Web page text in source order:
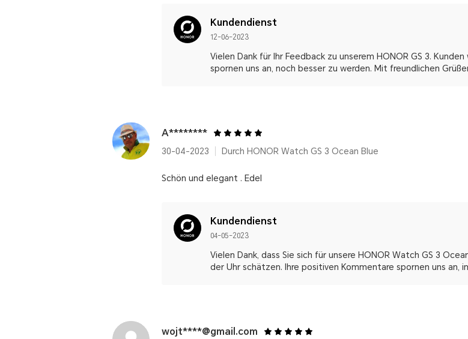
Kundendienst
12-06-2023
Vielen Dank für Ihr Feedback zu unserem HONOR GS 3.
spornen uns an, noch besser zu werden. Mit freundlichen
A********
30-04-2023 Durch HONOR Watch GS 3 Ocean Blue
Schön und elegant . Edel
Kundendienst
04-05-2023
Vielen Dank, dass Sie sich für unsere HONOR Watch GS 3
der Uhr schätzen. Ihre positiven Kommentare spornen uns an,
wojt****@gmail.com